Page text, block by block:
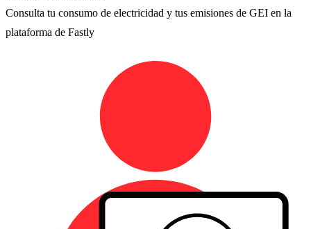
Consulta tu consumo de electricidad y tus emisiones de GEI en la
plataforma de Fastly